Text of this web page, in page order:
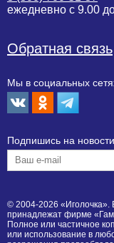
ежедневно с 9.00
Обратная связь
Мы в социальных
Подпишиcь на новости
© 2004-2026 «Иголочка».
принадлежат фирме
Полное или частичное
или использование в